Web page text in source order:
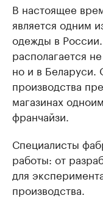
В настоящее
является одним
одежды в
располагается
но и в Беларуси.
производства
магазинах
франчайзи.
Специалисты
работы: от
для
производства.